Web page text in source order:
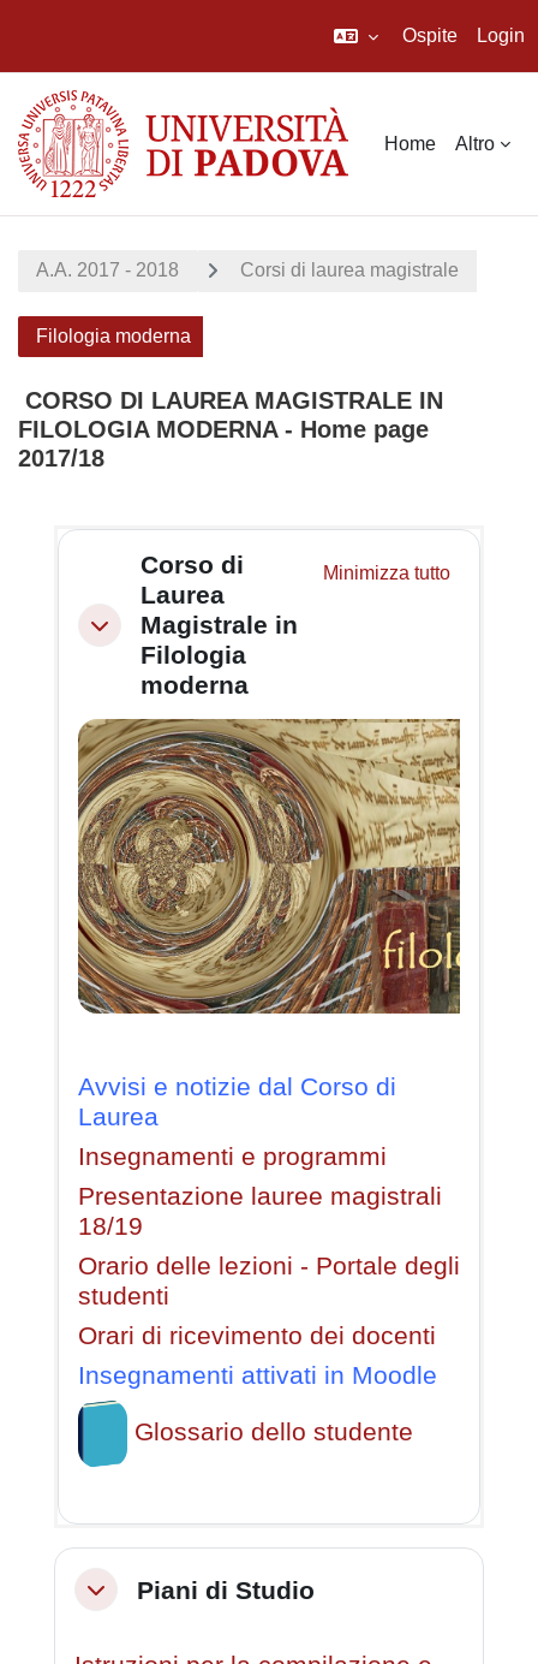
Ospite Login
Home Altro
A.A. 2017 - 2018 Corsi di laurea magistrale
Filologia moderna
CORSO DI LAUREA MAGISTRALE IN
FILOLOGIA MODERNA - Home page
2017/18
Schema della sezione
Minimizza
Corso di
Laurea
Magistrale in
Filologia
moderna
Minimizza tutto
Avvisi e notizie dal Corso di
Laurea
Insegnamenti e programmi
Presentazione lauree magistrali
18/19
Orario delle lezioni - Portale degli
studenti
Orari di ricevimento dei docenti
Insegnamenti attivati in Moodle
Glossario dello studente
MinimizzaPiani di Studio